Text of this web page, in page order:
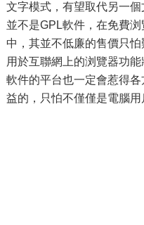
文字模式，有望取代另一
並不是GPL軟件，在免費
中，其並不低廉的售價只
用於互聯網上的浏覽器功
軟件的平台也一定會惹得
益的，只怕不僅僅是電腦用